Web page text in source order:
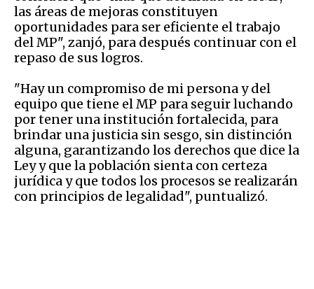
las áreas de mejoras constituyen
oportunidades para ser eficiente el trabajo
del MP", zanjó, para después continuar con el
repaso de sus logros.
"Hay un compromiso de mi persona y del
equipo que tiene el MP para seguir luchando
por tener una institución fortalecida, para
brindar una justicia sin sesgo, sin distinción
alguna, garantizando los derechos que dice la
Ley y que la población sienta con certeza
jurídica y que todos los procesos se realizarán
con principios de legalidad", puntualizó.